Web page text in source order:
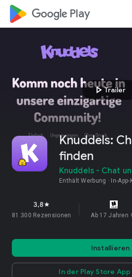
google_logo Play
play_arrowTrailer
Knuddels:
finden
Knuddels - Chat
Enthält Werbung In-
3,8star
81.300 Rezensionen Ab 17 Jahren
Installieren
In der Play Store